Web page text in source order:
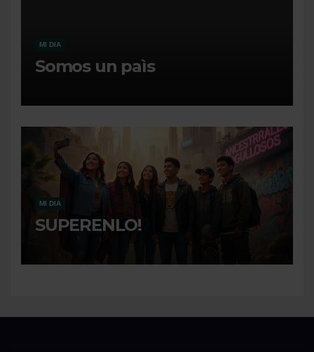
MI DIA
Somos un paìs
MI DIA
SUPERENLO!